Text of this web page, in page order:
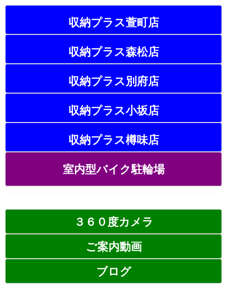
収納プラス萱町店
収納プラス森松店
収納プラス別府店
収納プラス小坂店
収納プラス樽味店
室内型バイク駐輪場
３６０度カメラ
ご案内動画
ブログ